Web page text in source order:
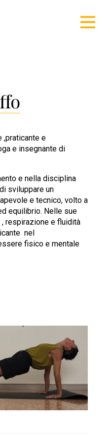
,praticante e
e insegnante di
e nella disciplina
sviluppare un
e tecnico, volto a
equilibrio. Nelle sue
respirazione e fluidità
nel
fisico e mentale